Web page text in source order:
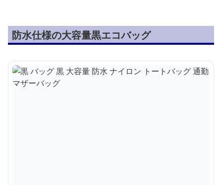
防水仕様の大容量黒エコバッグ